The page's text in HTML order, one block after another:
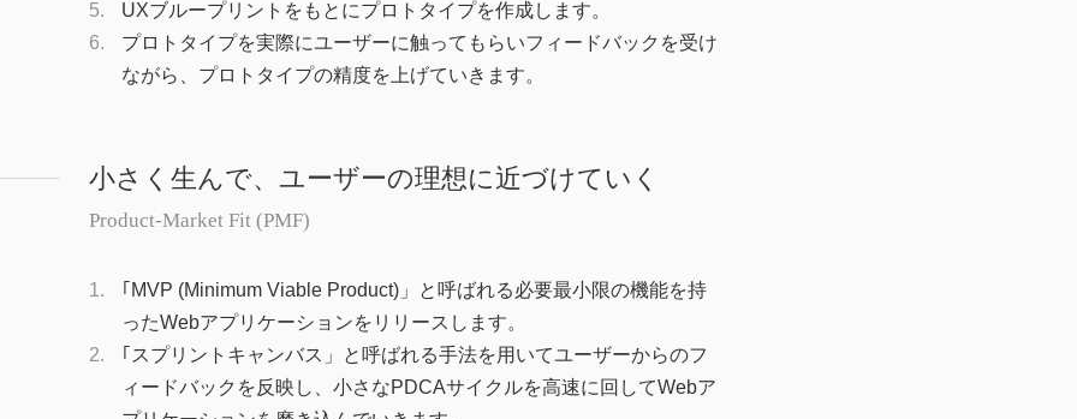
UXブループリントをもとにプロトタイプを作成します。
プロトタイプを実際にユーザーに触ってもらいフィードバックを受け
ながら、プロトタイプの精度を上げていきます。
小さく生んで、ユーザーの理想に近づけていく
Product-Market Fit (PMF)
｢MVP (Minimum Viable Product)」と呼ばれる必要最小限の機能を持
ったWebアプリケーションをリリースします。
｢スプリントキャンバス」と呼ばれる手法を用いてユーザーからのフ
ィードバックを反映し、小さなPDCAサイクルを高速に回してWebア